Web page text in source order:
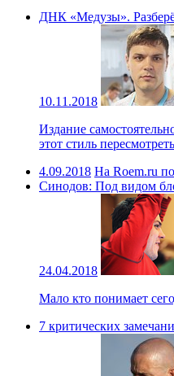
ДНК «Медузы».
10.11.2018
Издание
этот стиль
4.09.2018 На Roem.ru
Синодов: Под видом
24.04.2018
Мало кто понимает
7 критических